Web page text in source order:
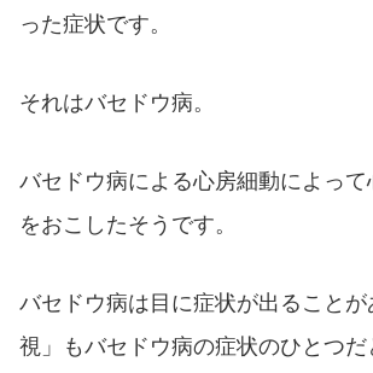
った症状です。
それはバセドウ病。
バセドウ病による心房細動によっ
をおこしたそうです。
バセドウ病は目に症状が出ることが
視」もバセドウ病の症状のひとつだ